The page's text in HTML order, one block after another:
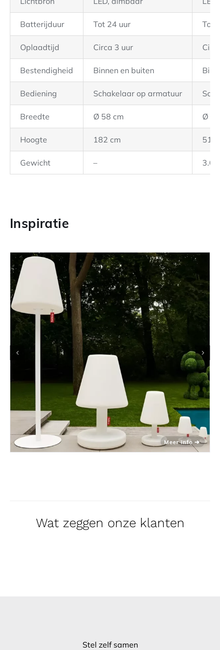
Batterijduur Tot 24 uur Tot
Oplaadtijd Circa 3 uur
Bestendigheid Binnen en buiten
Bediening Schakelaar op armatuur
Breedte Ø 58 cm Ø
Hoogte 182 cm 51
Gewicht – 3.0
Inspiratie
Wat zeggen onze klanten
Stel zelf samen